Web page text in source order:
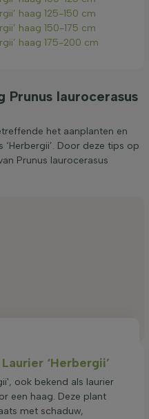
haag 125-150 cm
haag 150-175 cm
haag 175-200 cm
Prunus laurocerasus
het aanplanten en
Door deze tips op
Prunus laurocerasus
‘Herbergii’
ook bekend als laurier
een haag. Deze plant
met schaduw,